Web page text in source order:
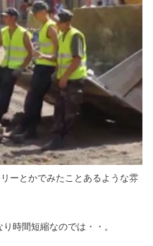
ーとかでみたことあるような雰
時間短縮なのでは・・。